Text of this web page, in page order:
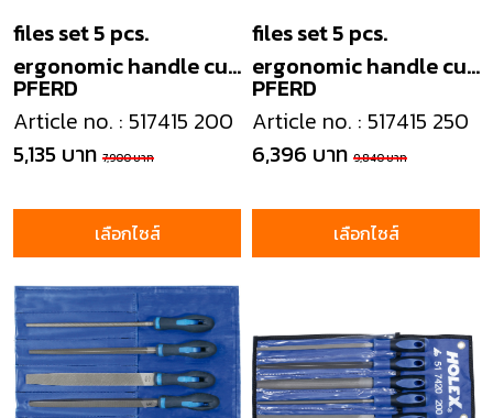
PFERD
files set 5 pcs.
ergonomic handle cut
2
Article no. : 517415 200
5,135 บาท 7,900 บาท
เลือกไซส์
PFERD
files set 5 pcs.
ergonomic handle cut
2
Article no. : 517415 250
6,396 บาท 9,840 บาท
เลือกไซส์